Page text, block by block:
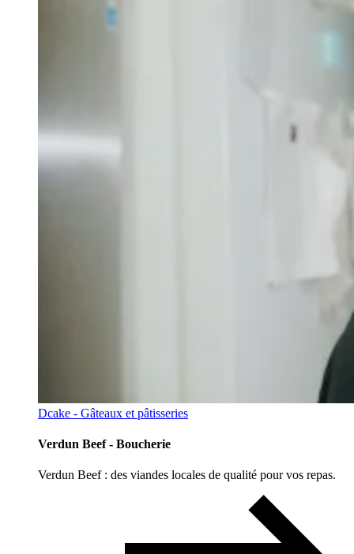
Dcake - Gâteaux et pâtisseries
Verdun Beef - Boucherie
Verdun Beef : des viandes locales de qualité pour vos repas.